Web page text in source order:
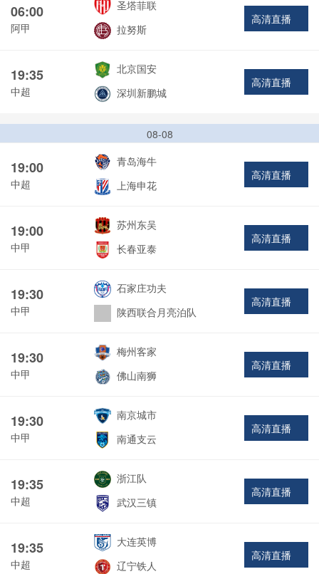
06:00
阿甲
圣塔菲联
拉努斯
高清直播
19:35
中超
北京国安
深圳新鹏城
高清直播
08-08
19:00
中超
青岛海牛
上海申花
高清直播
19:00
中甲
苏州东吴
长春亚泰
高清直播
19:30
中甲
石家庄功夫
陕西联合月亮泊队
高清直播
19:30
中甲
梅州客家
佛山南狮
高清直播
19:30
中甲
南京城市
南通支云
高清直播
19:35
中超
浙江队
武汉三镇
高清直播
19:35
中超
大连英博
辽宁铁人
高清直播